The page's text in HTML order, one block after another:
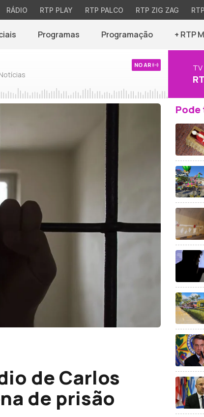
RÁDIO RTP PLAY RTP PALCO RTP ZIG ZAG
Programas Programação + RTP
NO AR TV
de Carlos
de prisão